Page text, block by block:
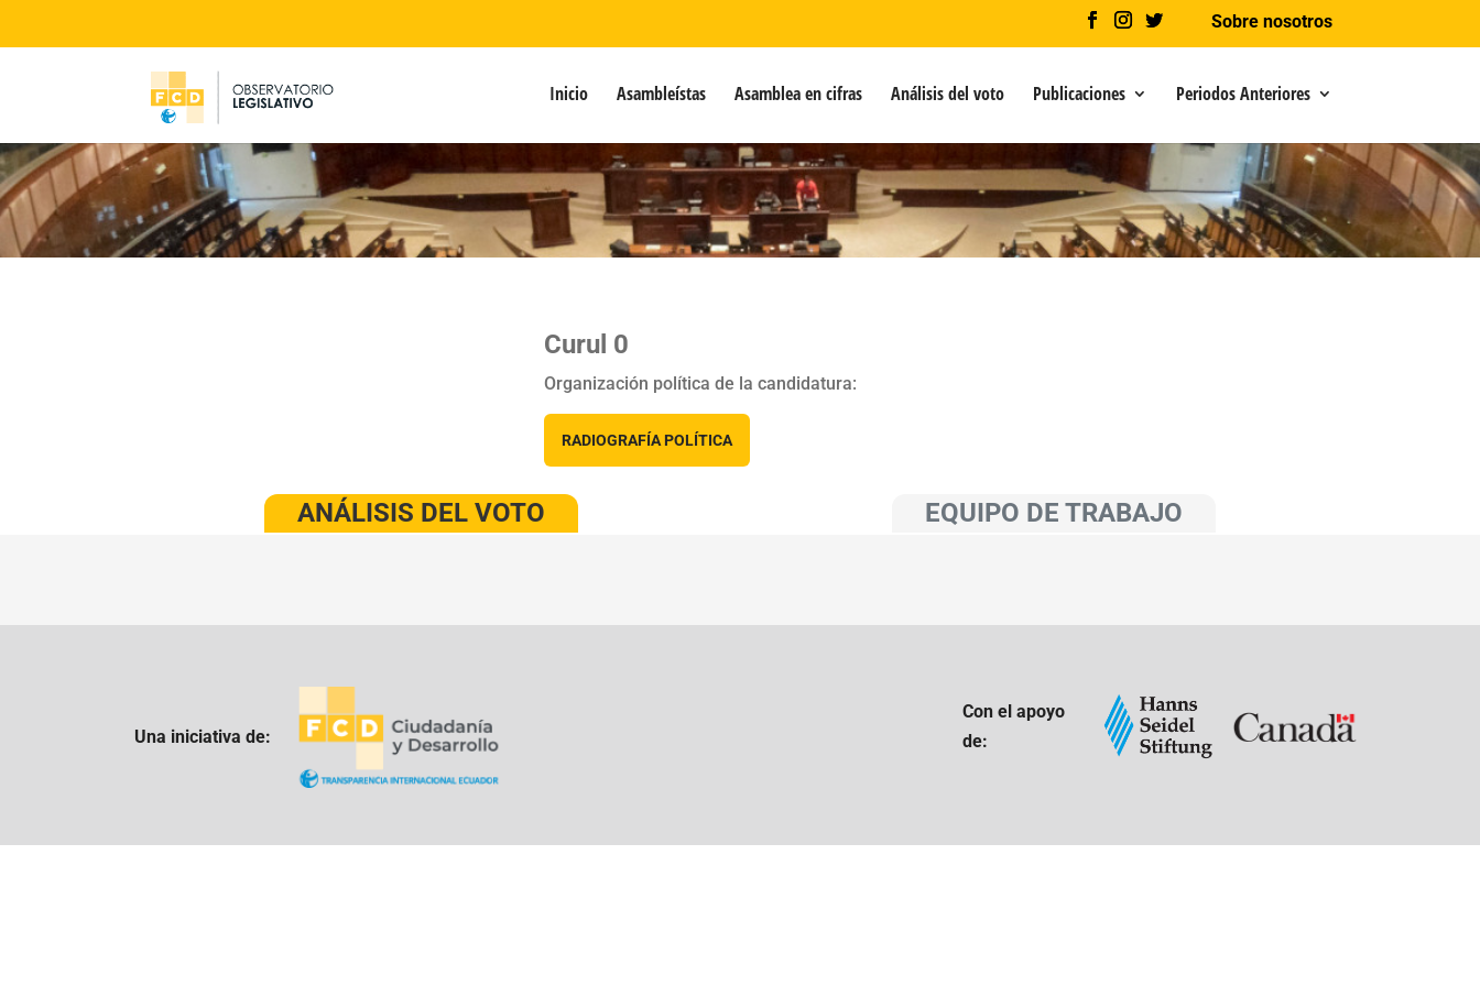
Sobre nosotros
Inicio Asambleístas Asamblea en cifras Análisis del voto Publicaciones Periodos Anteriores
Curul 0
Organización política de la candidatura:
RADIOGRAFÍA POLÍTICA
ANÁLISIS DEL VOTO EQUIPO DE TRABAJO
Una iniciativa de:
Con el apoyo
de: